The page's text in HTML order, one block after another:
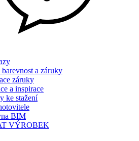
a záruky
záruky
a inspirace
ke stažení
BIM
VÝROBEK